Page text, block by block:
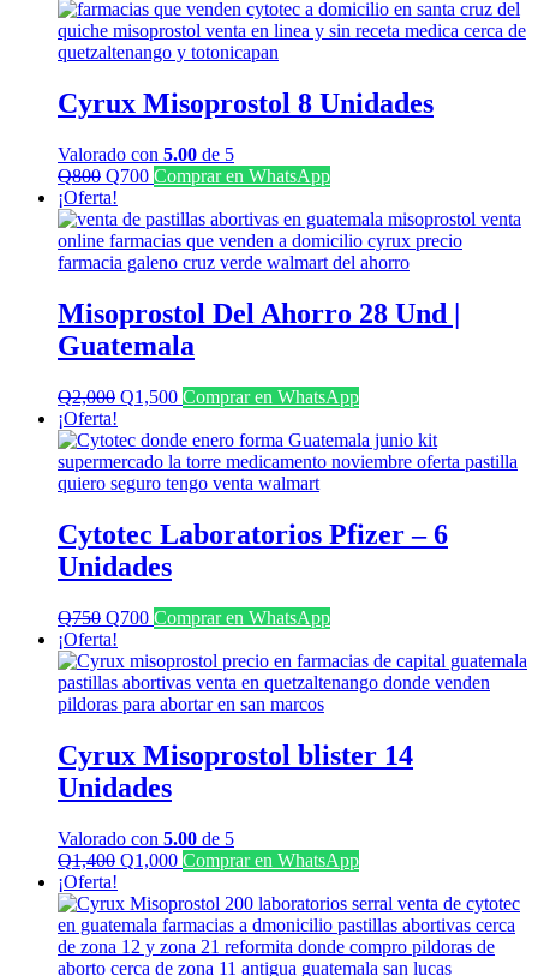
Cyrux Misoprostol 8 Unidades
Valorado con 5.00 de 5
Q800 El
precio
original
era:
Q800.
Q700El
actual
es:
Q700.
Comprar en WhatsApp
¡Oferta!
Misoprostol Del Ahorro 28 Und |
Guatemala
Q2,000 El
original
era:
Q2,000.
Q1,500El
actual
es:
Q1,500.
Comprar en WhatsApp
¡Oferta!
Cytotec Laboratorios Pfizer – 6
Unidades
Q750 El
precio
original
era:
Q750.
Q700El
actual
es:
Q700.
Comprar en WhatsApp
¡Oferta!
Cyrux Misoprostol blister 14
Unidades
Valorado con 5.00 de 5
Q1,400 El
original
era:
Q1,400.
Q1,000El
actual
es:
Q1,000.
Comprar en WhatsApp
¡Oferta!